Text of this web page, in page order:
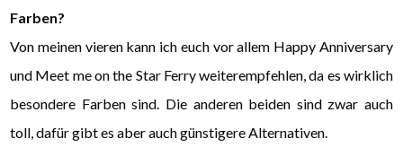
Farben?
Von meinen vieren kann ich euch vor allem Happy Anniversary
und Meet me on the Star Ferry weiterempfehlen, da es wirklich
besondere Farben sind. Die anderen beiden sind zwar auch
toll, dafür gibt es aber auch günstigere Alternativen.